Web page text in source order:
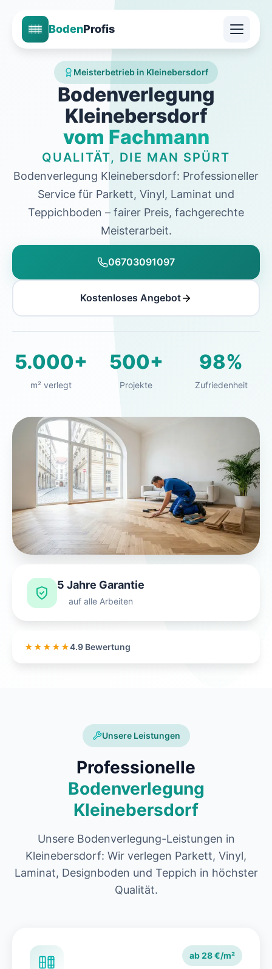
BodenProfis
Meisterbetrieb in Kleinebersdorf
Bodenverlegung
Kleinebersdorf
vom Fachmann
QUALITÄT, DIE MAN SPÜRT
Bodenverlegung Kleinebersdorf: Professioneller
Service für Parkett, Vinyl, Laminat und
Teppichboden – fairer Preis, fachgerechte
Meisterarbeit.
06703091097
Kostenloses Angebot
5.000+
m² verlegt
500+
Projekte
98%
Zufriedenheit
5 Jahre Garantie
auf alle Arbeiten
★★★★★4.9 Bewertung
Unsere Leistungen
Professionelle
Bodenverlegung
Kleinebersdorf
Unsere Bodenverlegung-Leistungen in
Kleinebersdorf: Wir verlegen Parkett, Vinyl,
Laminat, Designboden und Teppich in höchster
Qualität.
ab 28 €/m²